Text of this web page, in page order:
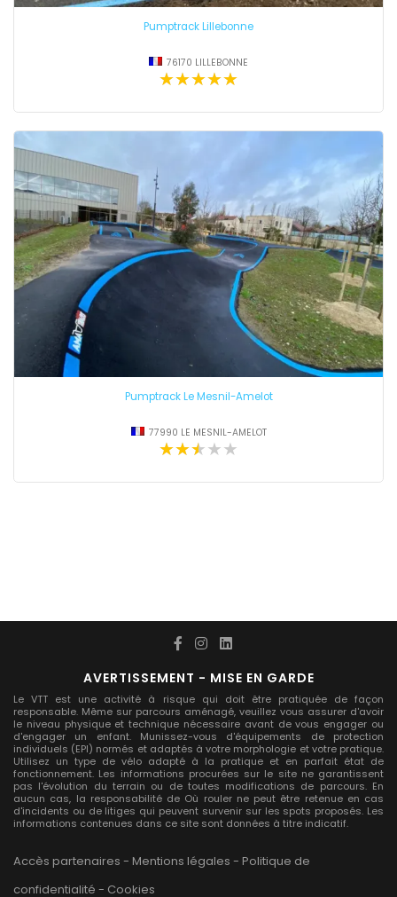
Pumptrack Lillebonne
76170 LILLEBONNE
★★★★★
★★★★★
★★★★★
Pumptrack Le Mesnil-Amelot
77990 LE MESNIL-AMELOT
★★★★★
★★★★★
★★★★★
AVERTISSEMENT - MISE EN GARDE
Le VTT est une activité à risque qui doit être pratiquée de façon
responsable. Même sur parcours aménagé, veuillez vous assurer d'avoir
le niveau physique et technique nécessaire avant de vous engager ou
d'engager un enfant. Munissez-vous d'équipements de protection
individuels (EPI) normés et adaptés à votre morphologie et votre pratique.
Utilisez un type de vélo adapté à la pratique et en parfait état de
fonctionnement. Les informations procurées sur le site ne garantissent
pas l'évolution du terrain ou de toutes modifications de parcours. En
aucun cas, la responsabilité de Où rouler ne peut être retenue en cas
d'incidents ou de litiges qui peuvent survenir sur les spots proposés. Les
informations contenues dans ce site sont données à titre indicatif.
Accès partenaires - Mentions légales - Politique de
confidentialité - Cookies